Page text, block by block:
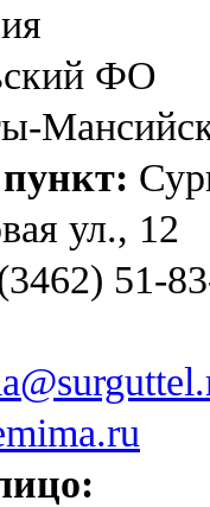
ФО
ул., 12
51-